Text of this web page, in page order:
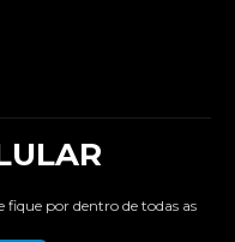
fique por dentro de todas as